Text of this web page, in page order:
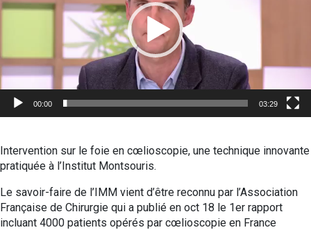
00:00 03:29
Intervention sur le foie en cœlioscopie, une technique innovante
pratiquée à l’Institut Montsouris.
Le savoir-faire de l’IMM vient d’être reconnu par l’Association
Française de Chirurgie qui a publié en oct 18 le 1er rapport
incluant 4000 patients opérés par cœlioscopie en France